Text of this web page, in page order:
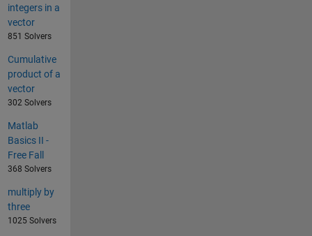
integers in a
vector
851 Solvers
Cumulative
product of a
vector
302 Solvers
Matlab
Basics II -
Free Fall
368 Solvers
multiply by
three
1025 Solvers